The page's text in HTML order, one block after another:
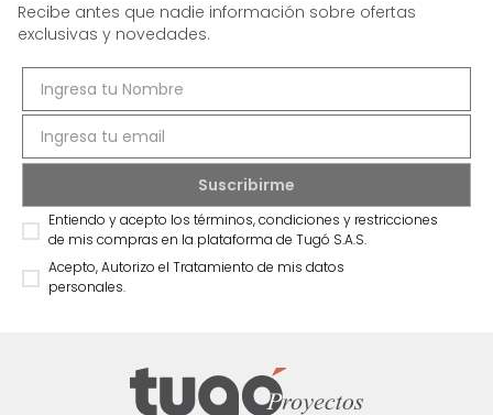
Recibe antes que nadie información sobre ofertas
exclusivas y novedades.
Entiendo y acepto los términos, condiciones y restricciones
de mis compras en la plataforma de Tugó S.A.S.
Acepto, Autorizo el Tratamiento de mis datos
personales.